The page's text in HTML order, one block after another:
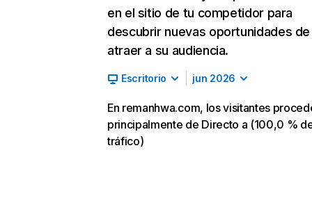
en el sitio de tu competidor para
descubrir nuevas oportunidades de
atraer a su audiencia.
Escritorio jun 2026
En remanhwa.com, los visitantes
principalmente de Directo a (100,0 %
tráfico)